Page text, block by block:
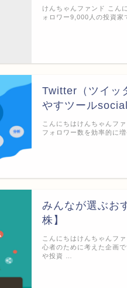
けんちゃんファンド こん
ォロワー9,000人の投資
Twitter（ツイッ
やすツール
こんにちはけんちゃんフ
フォロワー数を効率的に
みんなが選ぶお
株】
こんにちはけんちゃんフ
心者のために考えた企画
や投資 …